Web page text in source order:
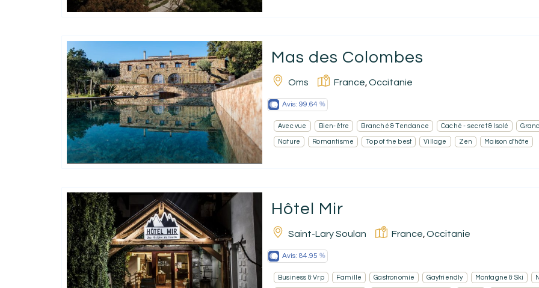
Mas des Colombes
Oms France, Occitanie
Avis: 99.64
Avec vue Bien-être Branché & Tendance Caché - secret & Isolé
Nature Romantisme Top of the best Village Zen Maison d'hôte
Hôtel Mir
Saint-Lary Soulan France, Occitanie
Avis: 84.95
Business & Vrp Famille Gastronomie Gayfriendly Montagne & Ski